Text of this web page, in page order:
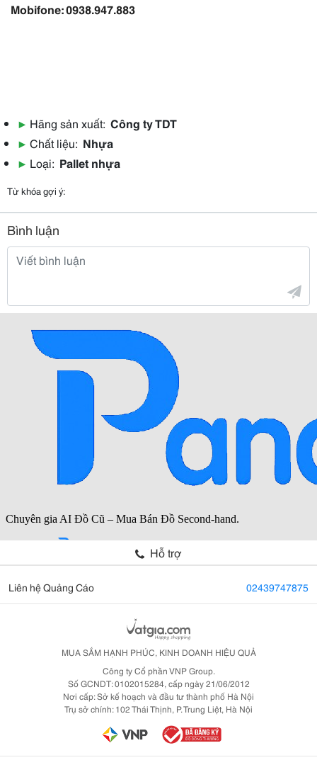
Mobifone: 0938.947.883
▶ Hãng sản xuất: Công ty TDT
▶ Chất liệu: Nhựa
▶ Loại: Pallet nhựa
Từ khóa gợi ý:
Bình luận
Hỗ trợ
Liên hệ Quảng Cáo 02439747875
MUA SẮM HẠNH PHÚC, KINH DOANH HIỆU QUẢ
Công ty Cổ phần VNP Group.
Số GCNDT: 0102015284, cấp ngày 21/06/2012
Nơi cấp: Sở kế hoạch và đầu tư thành phố Hà Nội
Trụ sở chính: 102 Thái Thịnh, P. Trung Liệt, Hà Nội